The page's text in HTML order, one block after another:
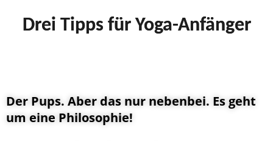
Drei Tipps für Yoga-Anfänger
Der Pups. Aber das nur nebenbei. Es geht
um eine Philosophie!